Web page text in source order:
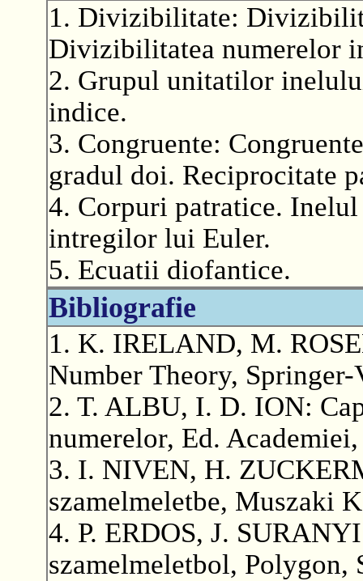
1. Divizibilitate:
Divizibilitatea numerelor
2. Grupul unitatilor
indice.
3. Congruente:
gradul doi. Reciprocitate
4. Corpuri patratice.
intregilor lui Euler.
5. Ecuatii diofantice.
Bibliografie
1. K. IRELAND, M.
Number Theory, Springer-
2. T. ALBU, I. D. ION:
numerelor, Ed.
3. I. NIVEN, H.
szamelmeletbe, Muszaki
4. P. ERDOS, J.
szamelmeletbol, Polygon,